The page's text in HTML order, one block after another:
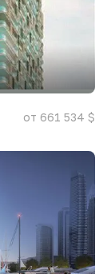
от 661 534 $